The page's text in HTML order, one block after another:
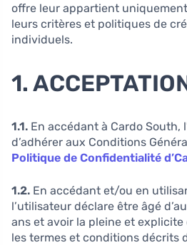
offre leur appartient
leurs critères et politiques de
individuels.
1.
1.1. En accédant à Cardo South,
d’adhérer aux Conditions
Politique de Confidentialité
1.2. En accédant et/ou en
l’utilisateur déclare être âgé
ans et avoir la pleine et explicite
les termes et conditions décrits